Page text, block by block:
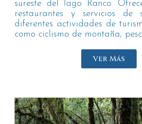
sureste del lago Ranco.
restaurantes y servicios de
diferentes actividades de
como ciclismo de montaña,
Ver Más